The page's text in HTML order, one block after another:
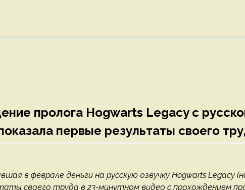
пролога Hogwarts Legacy с
первые результаты своего
в феврале деньги на русскую озвучку Hogwarts Legacy
своего труда в 23-минутном видео с прохождением